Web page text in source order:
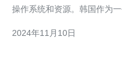
操作系统和资源。韩国作为
型之一。这种类型的VPS通
2024年11月10日